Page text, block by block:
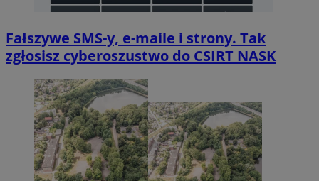
Fałszywe SMS-y, e-maile i strony. Tak
zgłosisz cyberoszustwo do CSIRT NASK